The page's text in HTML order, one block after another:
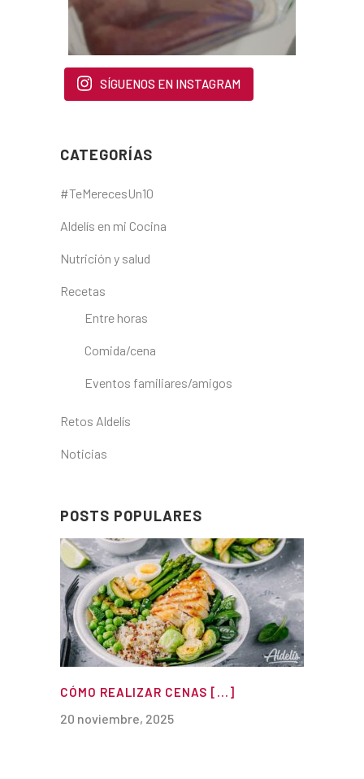
SÍGUENOS EN INSTAGRAM
CATEGORÍAS
#TeMerecesUn10
Aldelís en mi Cocina
Nutrición y salud
Recetas
Entre horas
Comida/cena
Eventos familiares/amigos
Retos Aldelís
Noticias
POSTS POPULARES
CÓMO REALIZAR CENAS [...]
20 noviembre, 2025